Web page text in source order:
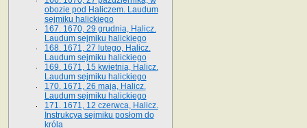
obozie pod Haliczem. Laudum
sejmiku halickiego
167. 1670, 29 grudnia, Halicz.
Laudum sejmiku halickiego
168. 1671, 27 lutego, Halicz.
Laudum sejmiku halickiego
169. 1671, 15 kwietnia, Halicz.
Laudum sejmiku halickiego
170. 1671, 26 maja, Halicz.
Laudum sejmiku halickiego
171. 1671, 12 czerwca, Halicz.
Instrukcya sejmiku posłom do
króla